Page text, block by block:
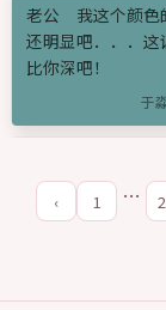
老公 我这个颜色
还明显吧．．．这
比你深吧！
于淼
‹ 1 …